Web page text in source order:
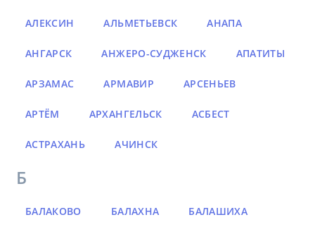
АЛЕКСИН АЛЬМЕТЬЕВСК АНАПА
АНГАРСК АНЖЕРО-СУДЖЕНСК АПАТИТЫ
АРЗАМАС АРМАВИР АРСЕНЬЕВ
АРТЁМ АРХАНГЕЛЬСК АСБЕСТ
АСТРАХАНЬ АЧИНСК
Б
БАЛАКОВО БАЛАХНА БАЛАШИХА